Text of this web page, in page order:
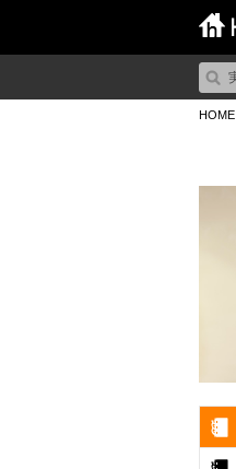
HOME